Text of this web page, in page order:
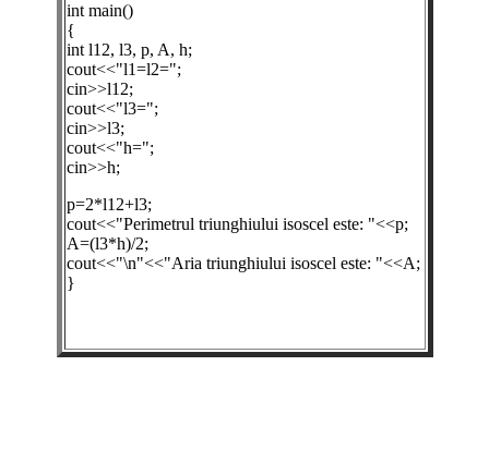
int main()
{
int l12, l3, p, A, h;
cout<<"l1=l2=";
cin>>l12;
cout<<"l3=";
cin>>l3;
cout<<"h=";
cin>>h;
p=2*l12+l3;
cout<<"Perimetrul triunghiului isoscel este: "<<p;
A=(l3*h)/2;
cout<<"\n"<<"Aria triunghiului isoscel este: "<<A;
}